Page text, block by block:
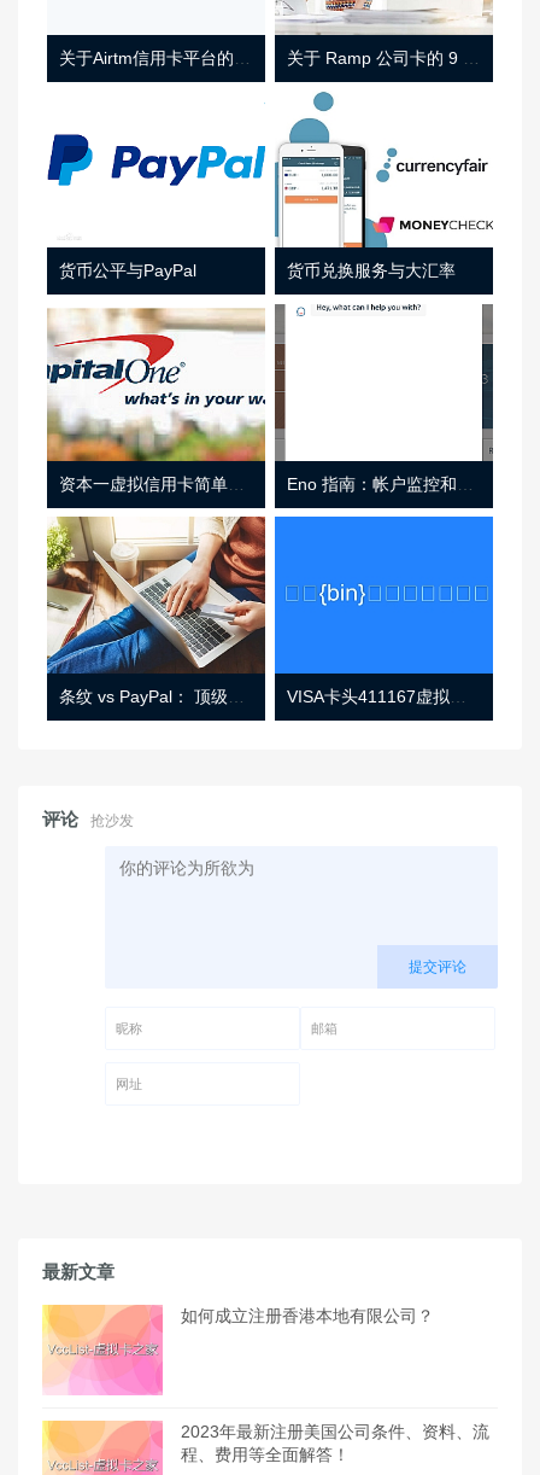
货币公平与PayPal 货币兑换服务与大汇率
资本一虚拟信用卡简单介绍
条纹 vs PayPal： 顶级功能， 定价 （和更多！ VISA卡头411167虚拟卡基础信息
评论 抢沙发
提交评论
最新文章
如何成立注册香港本地有限公司？
2023年最新注册美国公司条件、资料、流
程、费用等全面解答！